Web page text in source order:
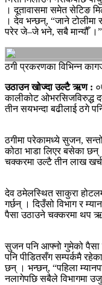
। दूतावासमा समेत सेटिङ
। देव भन्छन्, “जाने
परेर जे–जे भने, सबै मान्यौँ ।”
ठगी प्रकरणका विभिन्‍न
उठाउन खोज्दा उल्टै ऋण :
कालीकोट ओभरसिजविरुद्ध
तीन सयभन्दा बढीलाई ठगे
ठगीमा परेकामध्ये सुजन,
कोठा भाडा लिएर बसेका छन्
चक्करमा उल्टै तीन लाख
देव ठमेलस्थित साकुरा
गर्छन् । दिउँसो विभाग र
पैसा उठाउने चक्करमा थप
सुजन पनि आफ्नो गुमेको पैसा
पनि पीडितसँग सम्पर्कमै
छन् । भन्छन्, “पहिला
नलागेपछि सबैले विभागमा